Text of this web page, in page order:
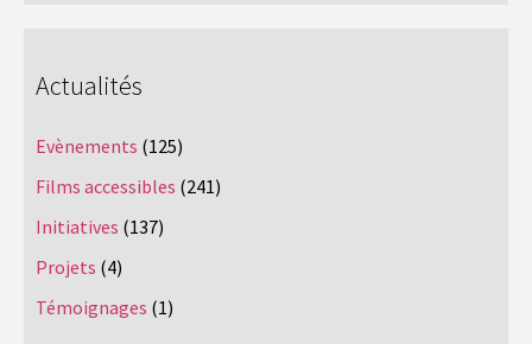
Actualités
Evènements (125)
Films accessibles (241)
Initiatives (137)
Projets (4)
Témoignages (1)